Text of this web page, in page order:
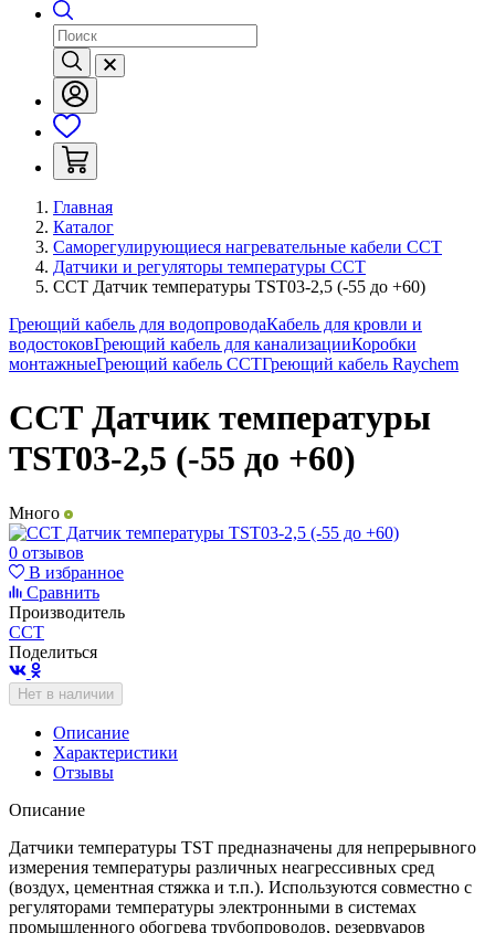
Главная
Каталог
Саморегулирующиеся нагревательные кабели ССТ
Датчики и регуляторы температуры ССТ
ССТ Датчик температуры TST03-2,5 (-55 до +60)
Греющий кабель для водопроводаКабель для кровли и
водостоковГреющий кабель для канализацииКоробки
монтажныеГреющий кабель ССТГреющий кабель Raychem
ССТ Датчик температуры
TST03-2,5 (-55 до +60)
Много
0 отзывов
В избранное
Сравнить
Производитель
ССТ
Поделиться
Нет в наличии
Описание
Характеристики
Отзывы
Описание
Датчики температуры TST предназначены для непрерывного
измерения температуры различных неагрессивных сред
(воздух, цементная стяжка и т.п.). Используются совместно с
регуляторами температуры электронными в системах
промышленного обогрева трубопроводов, резервуаров